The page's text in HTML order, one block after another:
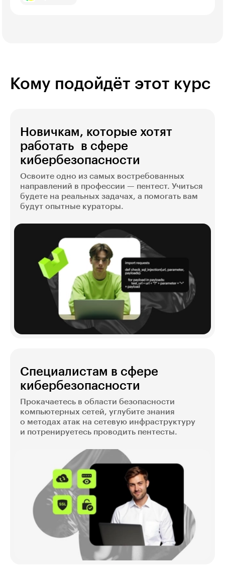
Кому подойдёт этот курс
Новичкам, которые хотят
работать в сфере
кибербезопасности
Освоите одно из самых востребованных
направлений в профессии — пентест. Учиться
будете на реальных задачах, а помогать вам
будут опытные кураторы.
Специалистам в сфере
кибербезопасности
Прокачаетесь в области безопасности
компьютерных сетей, углубите знания
о методах атак на сетевую инфраструктуру
и потренируетесь проводить пентесты.